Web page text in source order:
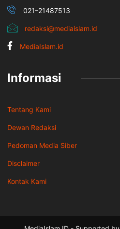
021–21487513
redaksi@mediaislam.id
MediaIslam.id
Informasi
Tentang Kami
Dewan Redaksi
Pedoman Media Siber
Disclaimer
Kontak Kami